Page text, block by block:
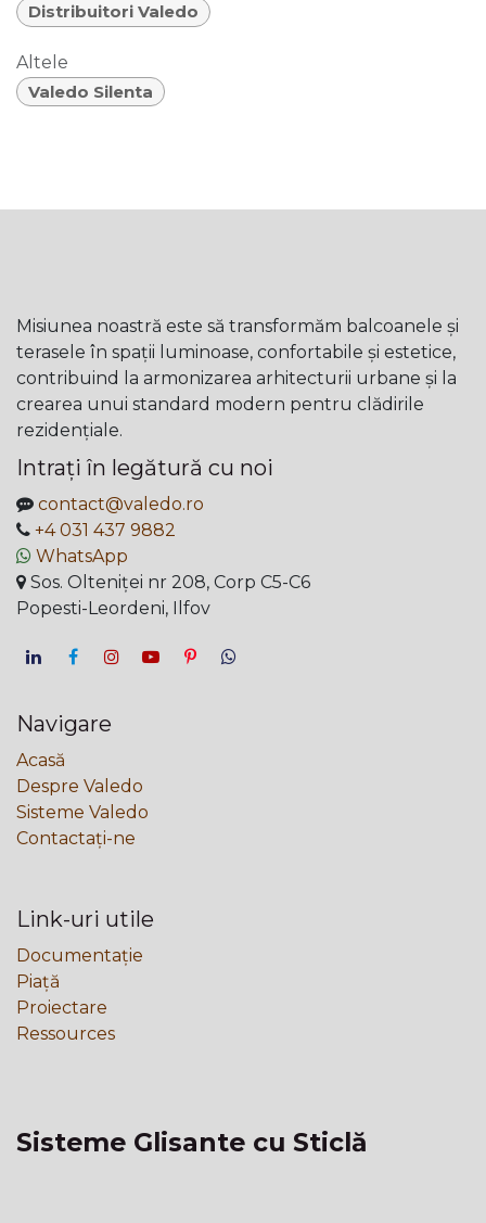
Distribuitori Valedo
Altele
Valedo Silenta
Misiunea noastră este să transformăm balcoanele și
terasele în spații luminoase, confortabile și estetice,
contribuind la armonizarea arhitecturii urbane și la
crearea unui standard modern pentru clădirile
rezidențiale.
Intrați în legătură cu noi
contact@valedo.ro
+4 031 437 9882
WhatsApp
Sos. Olteniței nr 208, Corp C5-C6
Popesti-Leordeni, Ilfov
Navigare
Acasă
Despre Valedo
Sisteme Valedo
Contactați-ne
Link-uri utile
Documentație
Piață
Proiectare
Ressources
Sisteme Glisante cu Sticlă